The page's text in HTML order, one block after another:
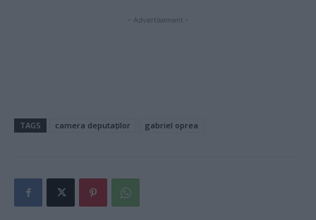
- Advertisement -
TAGS camera deputaților gabriel oprea